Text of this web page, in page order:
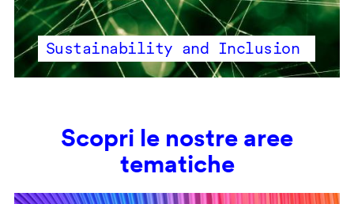
Sustainability and Inclusion
Scopri le nostre aree
tematiche